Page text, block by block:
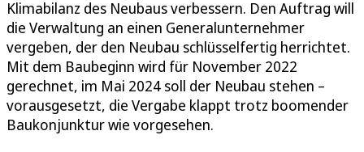
Klimabilanz des Neubaus verbessern. Den Auftrag will
die Verwaltung an einen Generalunternehmer
vergeben, der den Neubau schlüsselfertig herrichtet.
Mit dem Baubeginn wird für November 2022
gerechnet, im Mai 2024 soll der Neubau stehen –
vorausgesetzt, die Vergabe klappt trotz boomender
Baukonjunktur wie vorgesehen.